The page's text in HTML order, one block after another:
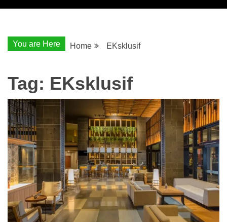
You are Here Home EKsklusif
Tag: EKsklusif